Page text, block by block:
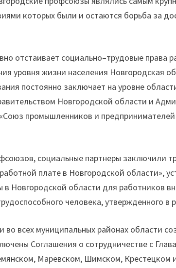
которых были и остаются борьба за
отстаивает социально–трудовые права
уровня жизни населения Новгородская
постоянно заключает на уровне
Новгородской области и
промышленников и
социальные партнеры заключили
плате в Новгородской области»,
Новгородской области для работников
человека, утвержденного в
во всех муниципальных районах области
Соглашения о сотрудничестве с
Маревском, Шимском, Крестецком